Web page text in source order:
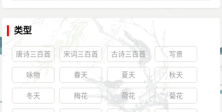
类型
唐诗三百首 宋词三百首 古诗三百首 写景
咏物 春天 夏天 秋天
冬天 梅花 荷花 菊花